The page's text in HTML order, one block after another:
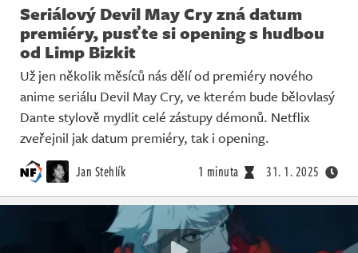
Seriálový Devil May Cry zná datum
premiéry, pusťte si opening s hudbou
od Limp Bizkit
Už jen několik měsíců nás dělí od premiéry nového
anime seriálu Devil May Cry, ve kterém bude bělovlasý
Dante stylově mydlit celé zástupy démonů. Netflix
zveřejnil jak datum premiéry, tak i opening.
Jan Stehlík 1 minuta 31. 1. 2025